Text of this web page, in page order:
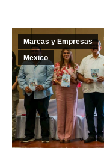
Marcas y Empresas
Mexico